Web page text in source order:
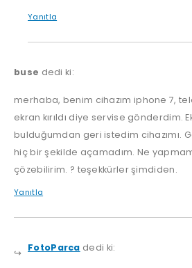
Yanıtla
buse dedi ki:
merhaba, benim cihazım iphone 7,
ekran kırıldı diye servise gönderdim.
bulduğumdan geri istedim cihazımı.
hiç bir şekilde açamadım. Ne
çözebilirim. ? teşekkürler şimdiden.
Yanıtla
FotoParca dedi ki: